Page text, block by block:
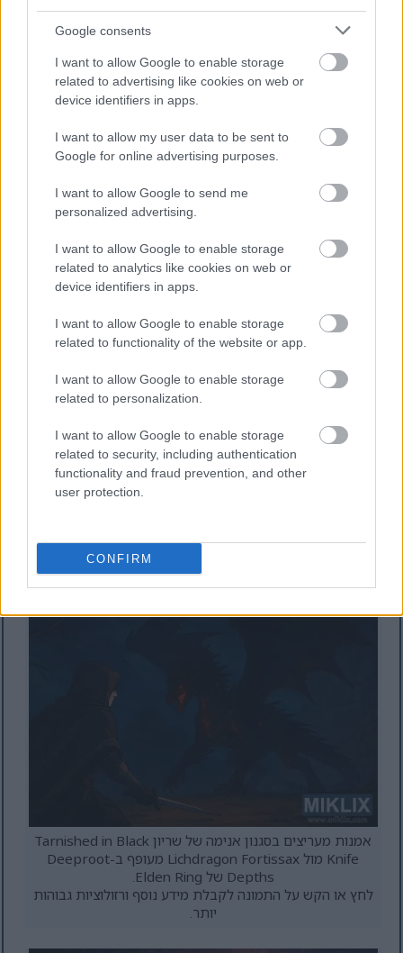
Google consents
I want to allow Google to enable storage
related to advertising like cookies on web or
device identifiers in apps.
I want to allow my user data to be sent to
Google for online advertising purposes.
I want to allow Google to send me
personalized advertising.
I want to allow Google to enable storage
related to analytics like cookies on web or
device identifiers in apps.
I want to allow Google to enable storage
related to functionality of the website or app.
I want to allow Google to enable storage
related to personalization.
I want to allow Google to enable storage
related to security, including authentication
functionality and fraud prevention, and other
user protection.
CONFIRM
אמנות מעריצים בסגנון אנימה של שריון Tarnished in Black
Knife שנלחם בליכדרגון פורטיסקס ב-Deeproot Depths
של Elden Ring.
לחץ או הקש על התמונה לקבלת מידע נוסף ורזולוציות גבוהות
אמנות מעריצים בסגנון אנימה המציגה את שריון ה"טארנישד
בסכין שחורה" מול ה"ליכדרגון פורטיסקס" המוטס בתוך ברק
לחץ או הקש על התמונה לקבלת מידע נוסף ורזולוציות גבוהות
אמנות מעריצים בסגנון אנימה של שריון Tarnished in Black
Knife מול Lichdragon Fortissax מעופף ב-Deeproot
Depths של Elden Ring.
לחץ או הקש על התמונה לקבלת מידע נוסף ורזולוציות גבוהות
יותר.